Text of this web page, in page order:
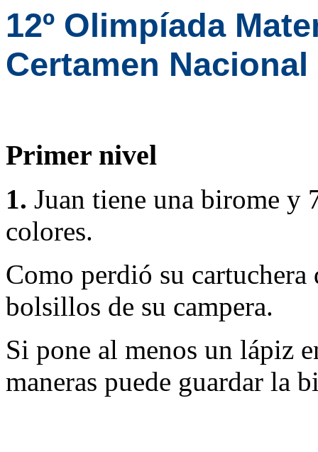
12º Olimpíada
Certamen Nacional
Primer nivel
1. Juan tiene una birome y
colores.
Como perdió su
bolsillos de su campera.
Si pone al menos un lápiz
maneras puede guardar la